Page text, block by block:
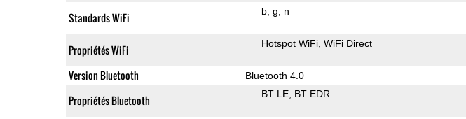
Standards WiFi b g n
Propriétés WiFi Hotspot WiFi WiFi Direct
Version Bluetooth Bluetooth 4.0
Propriétés Bluetooth BT LE BT EDR